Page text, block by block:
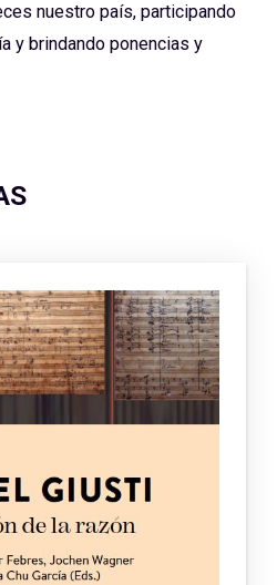
nuestro país, participando
y brindando ponencias y